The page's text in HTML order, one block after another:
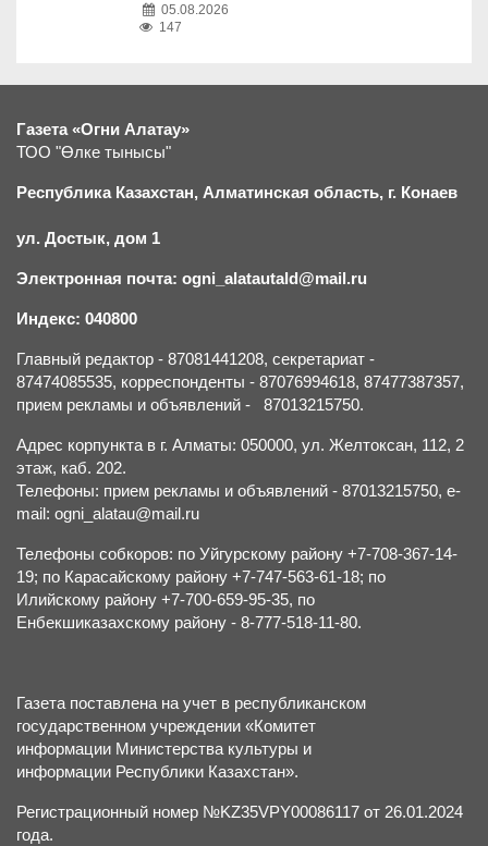
05.08.2026
147
Газета «Огни Алатау»
ТОО "Өлке тынысы"
Республика Казахстан, Алматинская область, г. Конаев
ул. Достык, дом 1
Электронная почта: ogni_alatautald@mail.ru
Индекс: 040800
Главный редактор - 87081441208, секретариат -
87474085535, корреспонденты - 87076994618, 87477387357,
прием рекламы и объявлений - 87013215750.
Адрес корпункта в г. Алматы: 050000, ул. Желтоксан, 112, 2
этаж, каб. 202.
Телефоны: прием рекламы и объявлений - 87013215750, e-
mail: ogni_alatau@mail.ru
Телефоны собкоров: по Уйгурскому району +7-708-367-14-
19; по Карасайскому району +7-747-563-61-18; по
Илийскому району +7-700-659-95-35, по
Енбекшиказахскому району - 8-777-518-11-80.
Газета поставлена на учет в республиканском
государственном учреждении «Комитет
информации Министерства культуры и
информации Республики Казахстан».
Регистрационный номер №KZ35VPY00086117 от 26.01.2024
года.